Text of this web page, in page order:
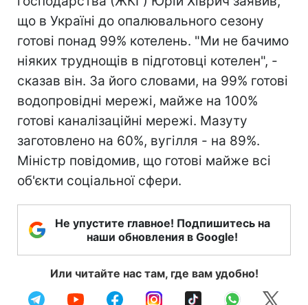
що в Україні до опалювального сезону
готові понад 99% котелень. "Ми не бачимо
ніяких труднощів в підготовці котелен", -
сказав він. За його словами, на 99% готові
водопровідні мережі, майже на 100%
готові каналізаційні мережі. Мазуту
заготовлено на 60%, вугілля - на 89%.
Міністр повідомив, що готові майже всі
об'єкти соціальної сфери.
Не упустите главное! Подпишитесь на
наши обновления в Google!
Или читайте нас там, где вам удобно!